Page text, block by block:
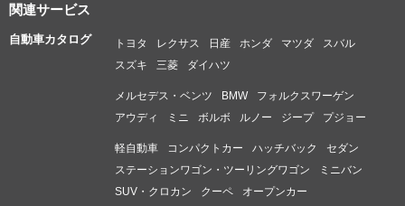
関連サービス
自動車カタログ トヨタ レクサス 日産 ホンダ マツダ
スバル
スズキ
三菱 ダイハツ
メルセデス・ベンツ BMW
フォルクスワーゲン
アウディ
ミニ ボルボ ルノー ジープ プジョー
軽自動車 コンパクトカー ハッチバック
セダン
ステーションワゴン・ツーリングワゴン
ミニバン
SUV・クロカン
クーペ
オープンカー